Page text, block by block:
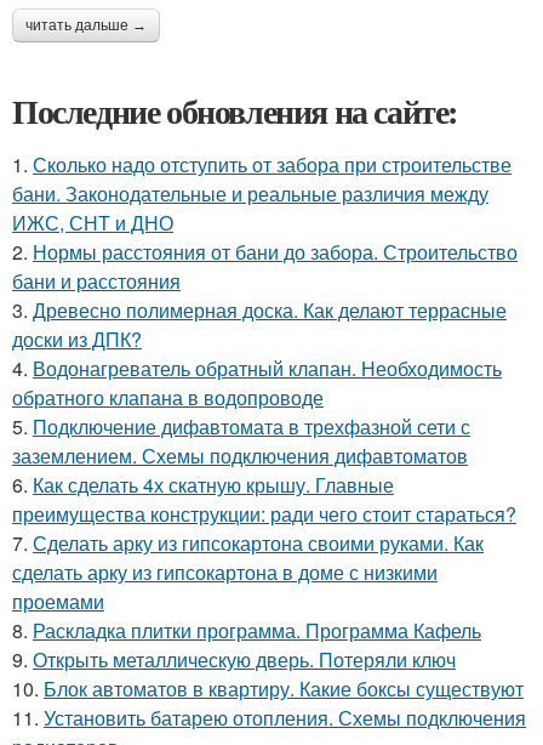
читать дальше →
Последние обновления на сайте:
1. Сколько надо отступить от забора при строительстве
бани. Законодательные и реальные различия между
ИЖС, СНТ и ДНО
2. Нормы расстояния от бани до забора. Строительство
бани и расстояния
3. Древесно полимерная доска. Как делают террасные
доски из ДПК?
4. Водонагреватель обратный клапан. Необходимость
обратного клапана в водопроводе
5. Подключение дифавтомата в трехфазной сети с
заземлением. Схемы подключения дифавтоматов
6. Как сделать 4х скатную крышу. Главные
преимущества конструкции: ради чего стоит стараться?
7. Сделать арку из гипсокартона своими руками. Как
сделать арку из гипсокартона в доме с низкими
проемами
8. Раскладка плитки программа. Программа Кафель
9. Открыть металлическую дверь. Потеряли ключ
10. Блок автоматов в квартиру. Какие боксы существуют
11. Установить батарею отопления. Схемы подключения